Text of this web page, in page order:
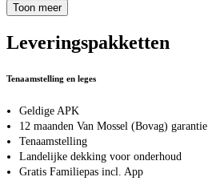
Toon meer
Leveringspakketten
Tenaamstelling en leges
Geldige APK
12 maanden Van Mossel (Bovag) garantie
Tenaamstelling
Landelijke dekking voor onderhoud
Gratis Familiepas incl. App